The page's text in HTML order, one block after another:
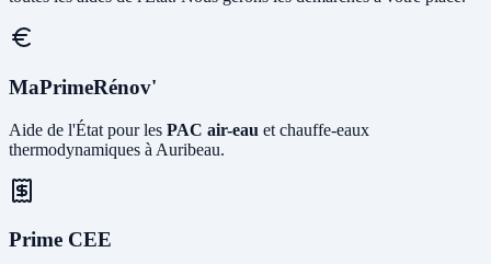
MaPrimeRénov'
Aide de l'État pour les PAC air-eau et chauffe-eaux
thermodynamiques à Auribeau.
Prime CEE